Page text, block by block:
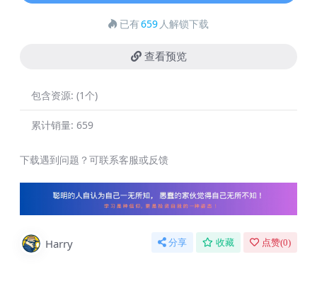
已有659 人解锁下载
查看预览
包含资源: (1个)
累计销量: 659
下载遇到问题？可联系客服或反馈
Harry 分享 收藏 点赞(0)